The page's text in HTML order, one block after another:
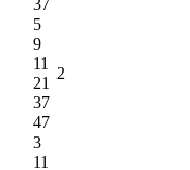
5
9
11
21
37
47
2
3
11